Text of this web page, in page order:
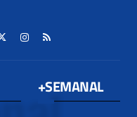
+SEMANAL